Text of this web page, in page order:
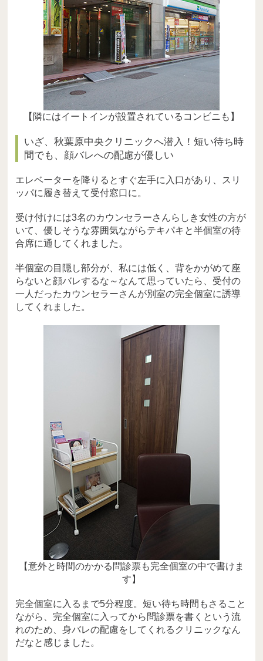
【隣にはイートインが設置されているコンビニも】
いざ、秋葉原中央クリニックへ潜入！短い待ち時
間でも、顔バレへの配慮が優しい
エレベーターを降りるとすぐ左手に入口があり、スリ
ッパに履き替えて受付窓口に。
受け付けには3名のカウンセラーさんらしき女性の方が
いて、優しそうな雰囲気ながらテキパキと半個室の待
合席に通してくれました。
半個室の目隠し部分が、私には低く、背をかがめて座
らないと顔バレするな～なんて思っていたら、受付の
一人だったカウンセラーさんが別室の完全個室に誘導
してくれました。
【意外と時間のかかる問診票も完全個室の中で書けま
す】
完全個室に入るまで5分程度。短い待ち時間もさること
ながら、完全個室に入ってから問診票を書くという流
れのため、身バレの配慮をしてくれるクリニックなん
だなと感じました。